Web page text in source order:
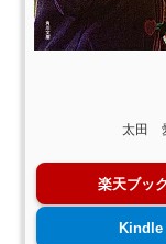
太田
楽天ブッ
Kindle